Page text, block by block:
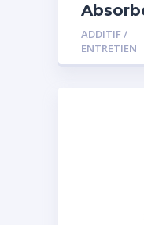
d’eau
ADDITIF /
ENTRETIEN